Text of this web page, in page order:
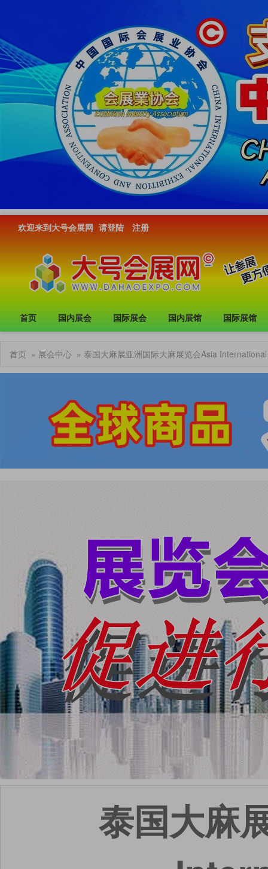
欢迎来到大号会展网 请登陆 注册
首页 国内展会 国际展会 国内展馆 国际展馆
首页 » 展会中心 » 泰国大麻展亚洲国际大麻展览会Asia
泰国大麻